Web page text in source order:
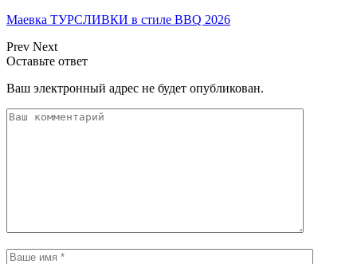
Маевка ТУРСЛИВКИ в стиле BBQ 2026
Prev Next
Оставьте ответ
Ваш электронный адрес не будет опубликован.